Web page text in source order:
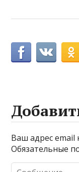
Ваш адрес email
Обязательные